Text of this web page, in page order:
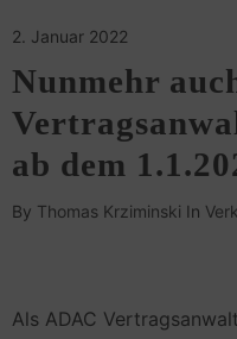
2. Januar 2022
Nunmehr
ab dem
By Thomas Krziminski In
Als ADAC